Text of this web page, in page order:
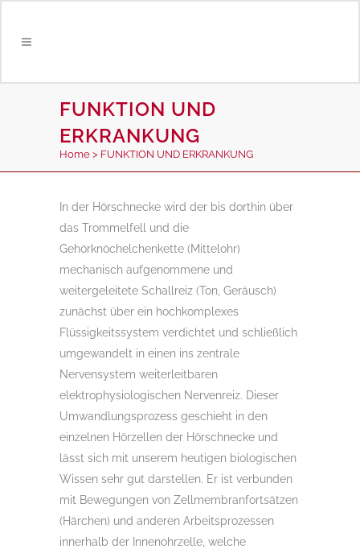
FUNKTION UND
ERKRANKUNG
Home > FUNKTION UND ERKRANKUNG
In der Hörschnecke wird der bis dorthin über
das Trommelfell und die
Gehörknöchelchenkette (Mittelohr)
mechanisch aufgenommene und
weitergeleitete Schallreiz (Ton, Geräusch)
zunächst über ein hochkomplexes
Flüssigkeitssystem verdichtet und schließlich
umgewandelt in einen ins zentrale
Nervensystem weiterleitbaren
elektrophysiologischen Nervenreiz. Dieser
Umwandlungsprozess geschieht in den
einzelnen Hörzellen der Hörschnecke und
lässt sich mit unserem heutigen biologischen
Wissen sehr gut darstellen. Er ist verbunden
mit Bewegungen von Zellmembranfortsätzen
(Härchen) und anderen Arbeitsprozessen
innerhalb der Innenohrzelle, welche